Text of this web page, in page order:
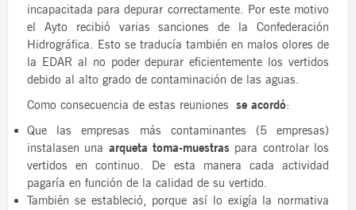
incapacitada para depurar correctamente. Por este motivo
el Ayto recibió varias sanciones de la Confederación
Hidrográfica. Esto se traducía también en malos olores de
la EDAR al no poder depurar eficientemente los vertidos
debido al alto grado de contaminación de las aguas.
Como consecuencia de estas reuniones se acordó:
Que las empresas más contaminantes (5 empresas)
instalasen una arqueta toma-muestras para controlar los
vertidos en continuo. De esta manera cada actividad
pagaría en función de la calidad de su vertido.
También se estableció, porque así lo exigía la normativa